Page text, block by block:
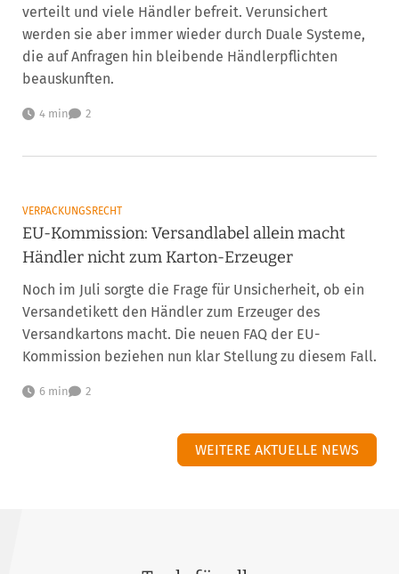
verteilt und viele Händler befreit. Verunsichert
werden sie aber immer wieder durch Duale Systeme,
die auf Anfragen hin bleibende Händlerpflichten
beauskunften.
4 min 2
VERPACKUNGSRECHT
EU-Kommission: Versandlabel allein macht
Händler nicht zum Karton-Erzeuger
Noch im Juli sorgte die Frage für Unsicherheit, ob ein
Versandetikett den Händler zum Erzeuger des
Versandkartons macht. Die neuen FAQ der EU-
Kommission beziehen nun klar Stellung zu diesem Fall.
6 min 2
WEITERE AKTUELLE NEWS